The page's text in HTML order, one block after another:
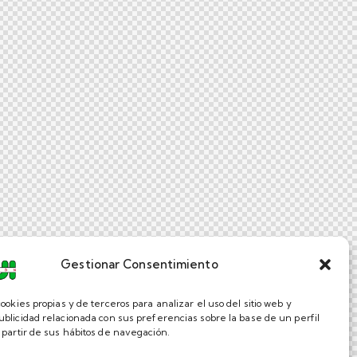
Gestionar Consentimiento
propias y de terceros para analizar el uso del sitio web y
relacionada con sus preferencias sobre la base de un perfil
partir de sus hábitos de navegación.